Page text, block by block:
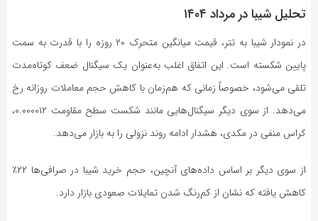
تحلیل شیبا در مرداد ۱۴۰۴
در نمودار شیبا به تتر، قیمت میانگین متحرک ۲۰ روزه را با قدرت به سمت
پایین شکسته است. این اتفاق اغلب به‌عنوان یک سیگنال ضعف کوتاه‌مدت
تلقی می‌شود، خصوصاً زمانی که هم‌زمان با کاهش حجم معاملات روزانه رخ
می‌دهد. از سوی دیگر سیگنال‌هایی مانند شکست سطح مقاومت ۰.۰۰۰۰۱۲،
کراس منفی در مکدی، هشدار ادامه روند نزولی را به بازار می‌دهد.
از سوی دیگر بر اساس داده‌های آنچین، حجم خرید شیبا در صرافی‌ها ۲۲٪
کاهش یافته که نشان از کم‌رنگ شدن تمایلات صعودی بازار دارد.